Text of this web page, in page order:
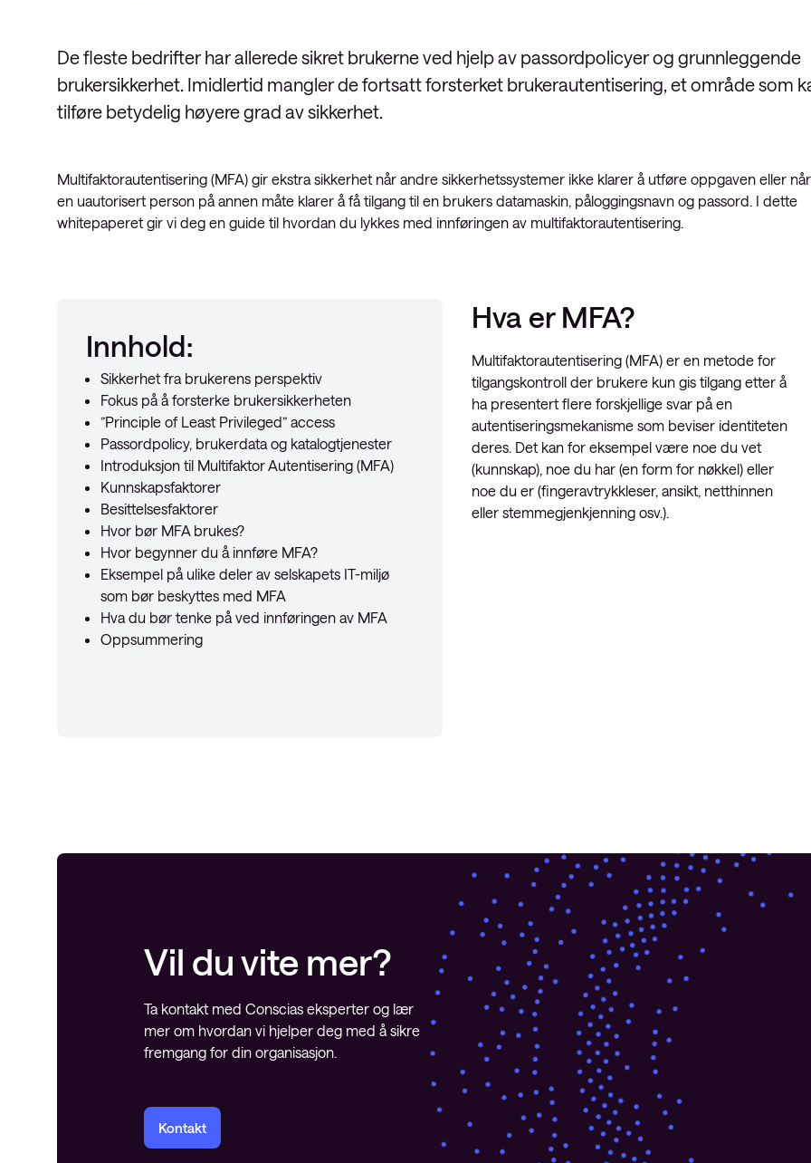
De fleste bedrifter har allerede sikret brukerne ved hjelp av passordpolicyer og grunnleggende
brukersikkerhet. Imidlertid mangler de fortsatt forsterket brukerautentisering, et område som
tilføre betydelig høyere grad av sikkerhet.
Multifaktorautentisering (MFA) gir ekstra sikkerhet når andre sikkerhetssystemer ikke klarer å utføre oppgaven eller når
en uautorisert person på annen måte klarer å få tilgang til en brukers datamaskin, påloggingsnavn og passord. I dette
whitepaperet gir vi deg en guide til hvordan du lykkes med innføringen av multifaktorautentisering.
Innhold:
Sikkerhet fra brukerens perspektiv
Fokus på å forsterke brukersikkerheten
”Principle of Least Privileged” access
Passordpolicy, brukerdata og katalogtjenester
Introduksjon til Multifaktor Autentisering (MFA)
Kunnskapsfaktorer
Besittelsesfaktorer
Hvor bør MFA brukes?
Hvor begynner du å innføre MFA?
Eksempel på ulike deler av selskapets IT-miljø
som bør beskyttes med MFA
Hva du bør tenke på ved innføringen av MFA
Oppsummering
Hva er MFA?
Multifaktorautentisering (MFA) er en metode for
tilgangskontroll der brukere kun gis tilgang etter å
ha presentert flere forskjellige svar på en
autentiseringsmekanisme som beviser identiteten
deres. Det kan for eksempel være noe du vet
(kunnskap), noe du har (en form for nøkkel) eller
noe du er (fingeravtrykkleser, ansikt, netthinnen
eller stemmegjenkjenning osv.).
Vil du vite mer?
Ta kontakt med Conscias eksperter og lær
mer om hvordan vi hjelper deg med å sikre
fremgang for din organisasjon.
Kontakt